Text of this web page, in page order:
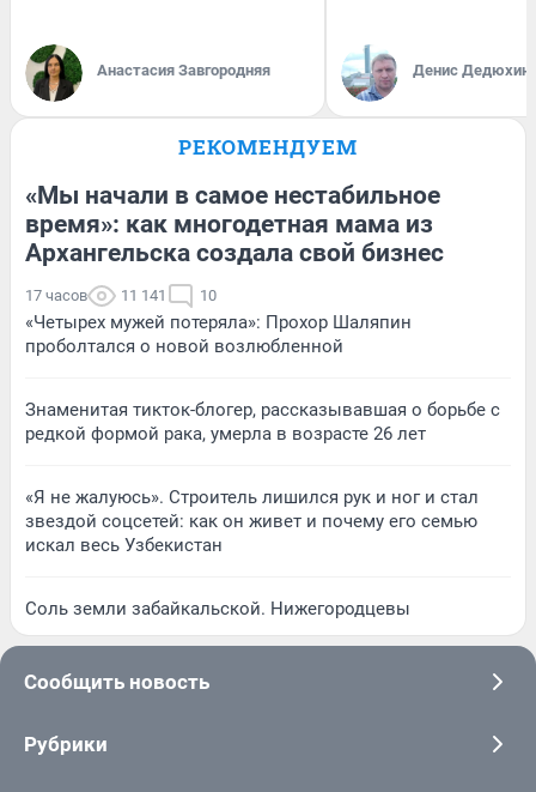
Анастасия Завгородняя Денис Дедюхин
РЕКОМЕНДУЕМ
«Мы начали в самое нестабильное
время»: как многодетная мама из
Архангельска создала свой бизнес
17 часов 11 141 10
«Четырех мужей потеряла»: Прохор Шаляпин
проболтался о новой возлюбленной
Знаменитая тикток-блогер, рассказывавшая о борьбе с
редкой формой рака, умерла в возрасте 26 лет
«Я не жалуюсь». Строитель лишился рук и ног и стал
звездой соцсетей: как он живет и почему его семью
искал весь Узбекистан
Соль земли забайкальской. Нижегородцевы
Сообщить новость
Рубрики